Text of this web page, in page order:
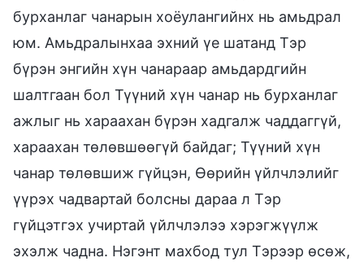
бурханлаг чанарын хоёулангийнх нь амьдрал
юм. Амьдралынхаа эхний үе шатанд Тэр
бүрэн энгийн хүн чанараар амьдардгийн
шалтгаан бол Түүний хүн чанар нь бурханлаг
ажлыг нь хараахан бүрэн хадгалж чаддаггүй,
хараахан төлөвшөөгүй байдаг; Түүний хүн
чанар төлөвшиж гүйцэн, Өөрийн үйлчлэлийг
үүрэх чадвартай болсны дараа л Тэр
гүйцэтгэх учиртай үйлчлэлээ хэрэгжүүлж
эхэлж чадна. Нэгэнт махбод тул Тэрээр өсөж,